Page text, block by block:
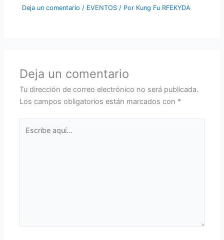
Deja un comentario / EVENTOS / Por Kung Fu RFEKYDA
Deja un comentario
Tu dirección de correo electrónico no será publicada.
Los campos obligatorios están marcados con *
aquí...